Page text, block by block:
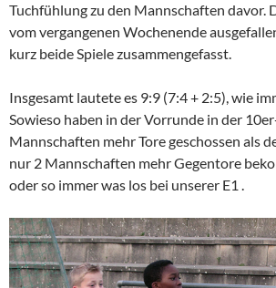
Tuchfühlung zu den Mannschaften davor.
vom vergangenen Wochenende
kurz beide Spiele zusammengefasst.
Insgesamt lautete es 9:9 (7:4 + 2:5), wie
Sowieso haben in der Vorrunde in der
Mannschaften mehr Tore geschossen als
nur 2 Mannschaften mehr Gegentore
oder so immer was los bei unserer E1 .